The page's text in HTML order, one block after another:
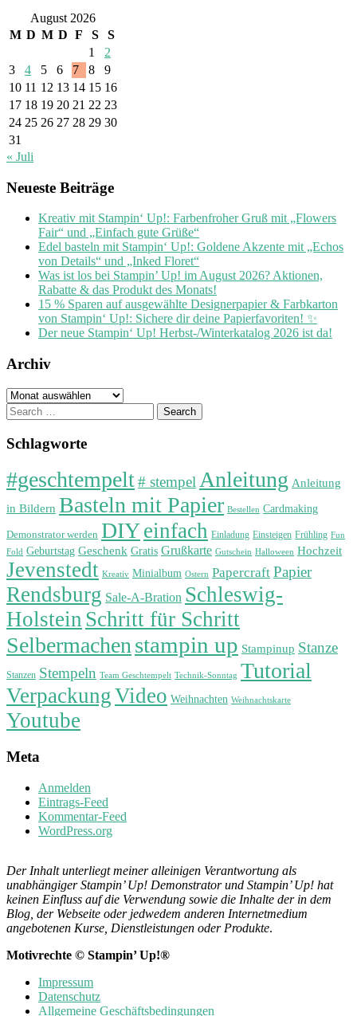
August 2026
M D M D F S
S
1
2
3
4 5 6 7 8
9
10 11 12 13 14 15 16
17 18 19 20 21 22 23
24 25 26 27 28 29 30
31
« Juli
Neueste Beiträge
Kreativ mit Stampin‘ Up!: Farbenfroher Gruß mit „Flowers
Fair“ und „Einfach gute Grüße“
Edel basteln mit Stampin‘ Up!: Goldene Akzente mit „Echos
von Details“ und „Inked Floret“
Was ist los bei Stampin’ Up! im August 2026? Aktionen,
Rabatte & das Produkt des Monats!
15 % Sparen auf ausgewählte Designerpapier & Farbkarton
von Stampin‘ Up!: Sichere dir deine Papierfavoriten! ✨
Der neue Stampin‘ Up! Herbst-/Winterkatalog 2026 ist da!
Archiv
Archiv
Search
for:
Schlagworte
#geschtempelt# stempelAnleitung Anleitung
in Bildern Basteln mit Papier Bestellen Cardmaking
Demonstrator werden DIYeinfach Einladung Einsteigen Frühling Fun
Fold Geburtstag Geschenk Gratis Grußkarte Gutschein Halloween Hochzeit
Jevenstedt Kreativ Minialbum Ostern Papercraft Papier
Rendsburg Sale-A-Bration Schleswig-
Holstein Schritt für Schritt
Selbermachenstampin up Stampinup Stanze
Stanzen Stempeln Team Geschtempelt Technik-Sonntag Tutorial
VerpackungVideo Weihnachten Weihnachtskarte
Youtube
Meta
Anmelden
Eintrags-Feed
Kommentar-Feed
WordPress.org
Der Inhalt unterliegt meiner alleinigen Verantwortung als
unabhängiger Stampin’ Up! Demonstrator und Stampin’ Up! hat
keinen Einfluss auf die Verwendung sowie die Inhalte der in dem
Blog, der Webseite oder jedwedem anderen Internetmedium
angebotenen Kurse, Dienstleistungen oder Produkte.
Motivrechte © Stampin’ Up!®
Impressum
Datenschutz
Allgemeine Geschäftsbedingungen